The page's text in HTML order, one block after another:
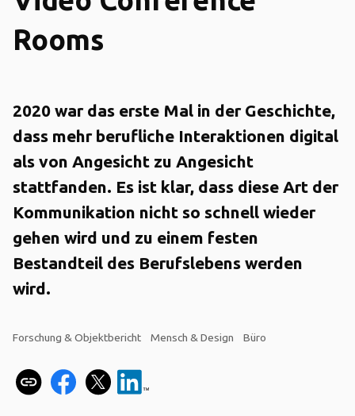
Rooms
2020 war das erste Mal in der Geschichte,
dass mehr berufliche Interaktionen digital
als von Angesicht zu Angesicht
stattfanden. Es ist klar, dass diese Art der
Kommunikation nicht so schnell wieder
gehen wird und zu einem festen
Bestandteil des Berufslebens werden
wird.
Forschung & Objektbericht Mensch & Design Büro